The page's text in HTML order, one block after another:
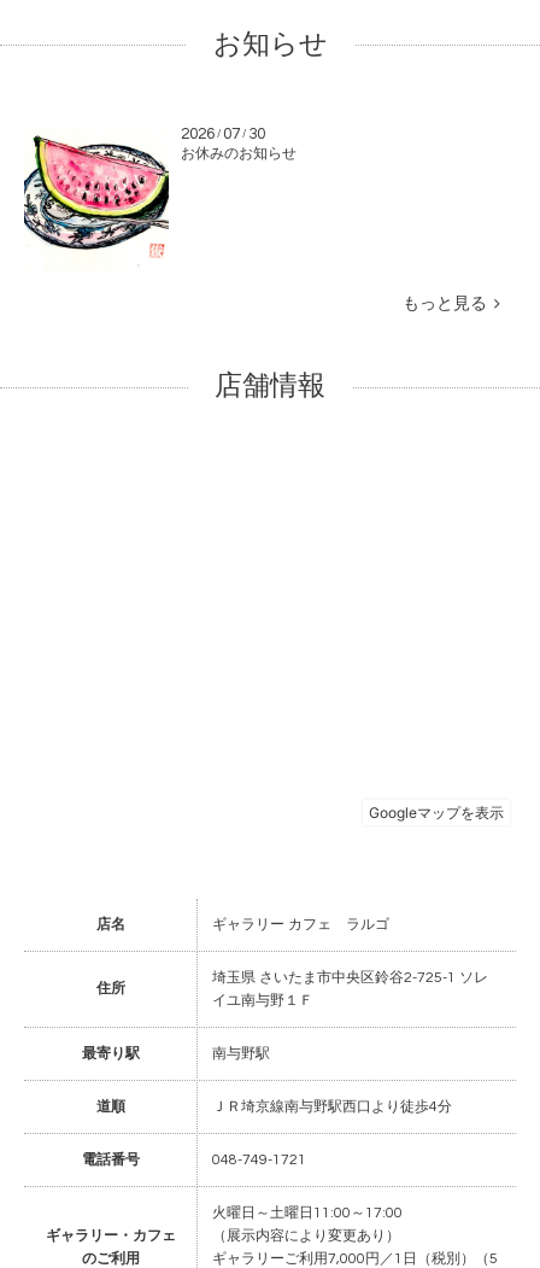
お知らせ
2026 / 07 / 30
お休みのお知らせ
もっと見る
店舗情報
店名 ギャラリー カフェ ラルゴ
住所
埼玉県 さいたま市中央区鈴谷2-725-1 ソレ
イユ南与野１Ｆ
最寄り駅 南与野駅
道順 ＪＲ埼京線南与野駅西口より徒歩4分
電話番号 048-749-1721
ギャラリー・カフェ
のご利用
火曜日～土曜日11:00～17:00
（展示内容により変更あり）
ギャラリーご利用7,000円／1日（税別）（5